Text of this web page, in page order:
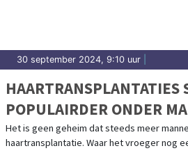
30 september 2024, 9:10 uur
HAARTRANSPLANTATIES
POPULAIRDER ONDER
DE OORZAAK?
Het is geen geheim dat steeds meer
haartransplantatie. Waar het vroeger nog